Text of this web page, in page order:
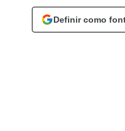
Definir como